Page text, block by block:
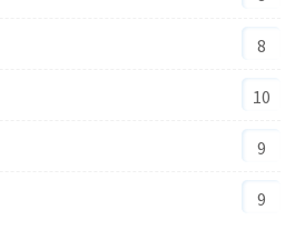
8
10
9
9